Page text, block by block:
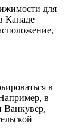
для
Канаде
в
в
Ванкувер,